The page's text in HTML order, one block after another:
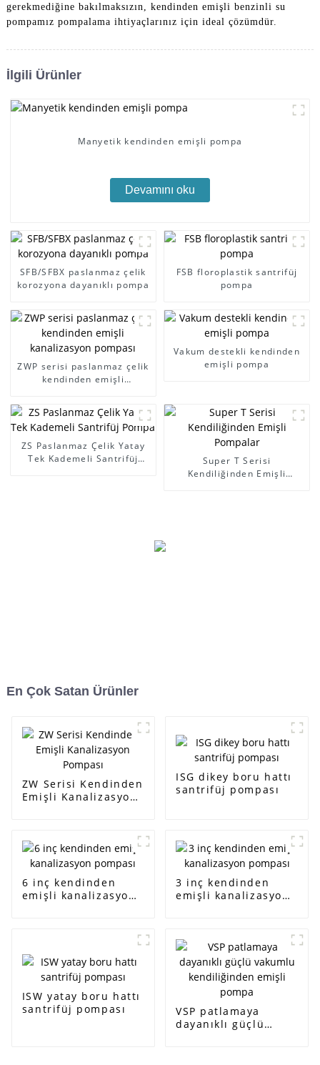
gerekmediğine bakılmaksızın, kendinden emişli benzinli su
pompamız pompalama ihtiyaçlarınız için ideal çözümdür.
İlgili Ürünler
Manyetik kendinden emişli pompa
Devamını oku
SFB/SFBX paslanmaz çelik
korozyona dayanıklı pompa
FSB floroplastik santrifüj
pompa
ZWP serisi paslanmaz çelik
kendinden emişli
Vakum destekli kendinden
emişli pompa
ZS Paslanmaz Çelik Yatay
Tek Kademeli Santrifüj
Super T Serisi
Kendiliğinden Emişli
En Çok Satan Ürünler
ZW Serisi Kendinden
Emişli Kanalizasyon
ISG dikey boru hattı
santrifüj pompası
6 inç kendinden
emişli kanalizasyon
3 inç kendinden
emişli kanalizasyon
ISW yatay boru hattı
santrifüj pompası
VSP patlamaya
dayanıklı güçlü